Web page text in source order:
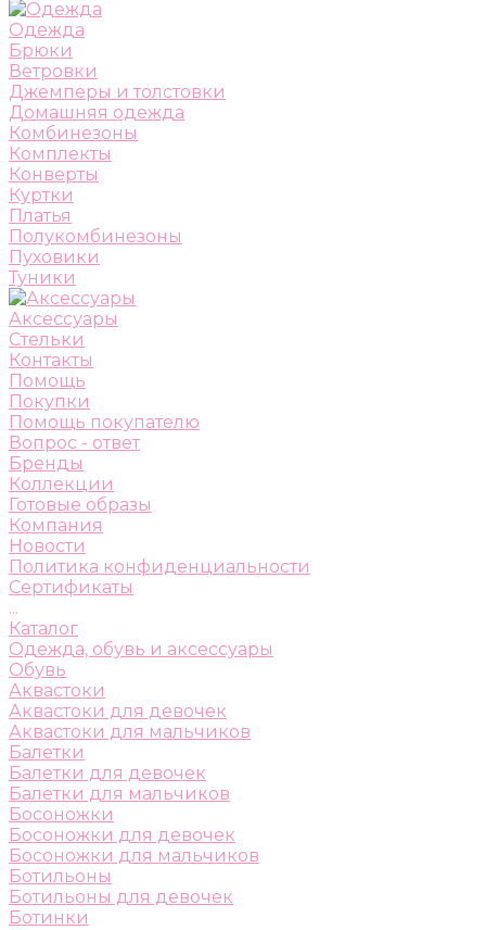
Одежда
Брюки
Ветровки
Джемперы и толстовки
Домашняя одежда
Комбинезоны
Комплекты
Конверты
Куртки
Платья
Полукомбинезоны
Пуховики
Туники
Аксессуары
Стельки
Контакты
Помощь
Покупки
Помощь покупателю
Вопрос - ответ
Бренды
Коллекции
Готовые образы
Компания
Новости
Политика конфиденциальности
Сертификаты
...
Каталог
Одежда, обувь и аксессуары
Обувь
Аквастоки
Аквастоки для девочек
Аквастоки для мальчиков
Балетки
Балетки для девочек
Балетки для мальчиков
Босоножки
Босоножки для девочек
Босоножки для мальчиков
Ботильоны
Ботильоны для девочек
Ботинки